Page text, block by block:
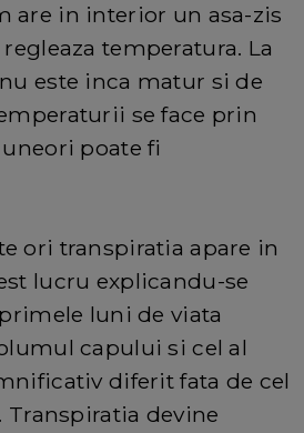
are in interior un asa-zis
temperatura. La
este inca matur si de
se face prin
poate fi
ori transpiratia apare in
lucru explicandu-se
luni de viata
capului si cel al
diferit fata de cel
devine